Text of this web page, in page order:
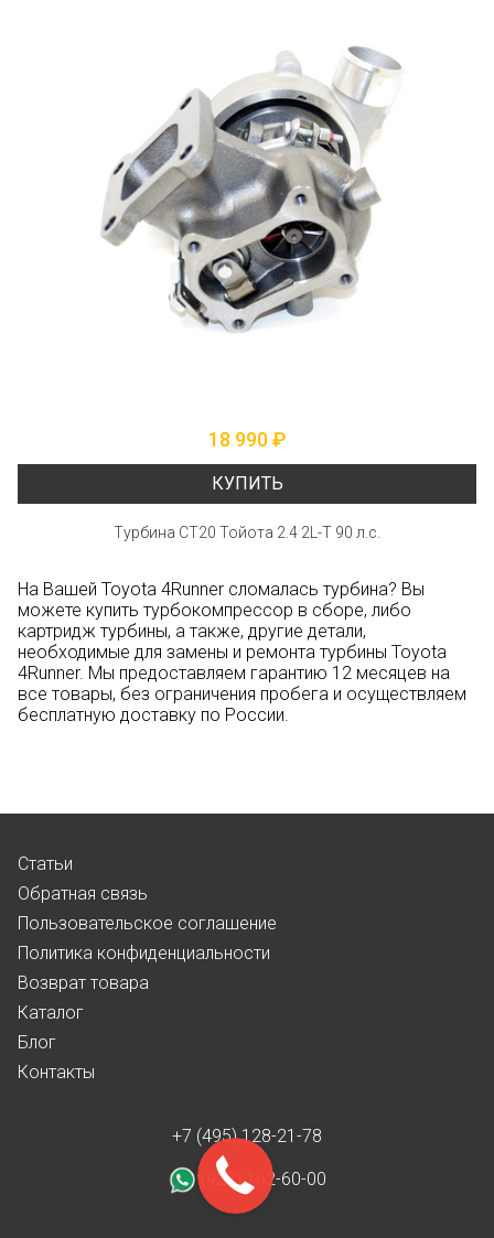
18 990 ₽
КУПИТЬ
Турбина СТ20 Тойота 2.4 2L-T 90 л.с.
На Вашей Toyota 4Runner сломалась турбина? Вы
можете купить турбокомпрессор в сборе, либо
картридж турбины, а также, другие детали,
необходимые для замены и ремонта турбины Toyota
4Runner. Мы предоставляем гарантию 12 месяцев на
все товары, без ограничения пробега и осуществляем
бесплатную доставку по России.
Статьи
Обратная связь
Пользовательское соглашение
Политика конфиденциальности
Возврат товара
Каталог
Блог
Контакты
+7 (495) 128-21-78
(922) 162-60-00